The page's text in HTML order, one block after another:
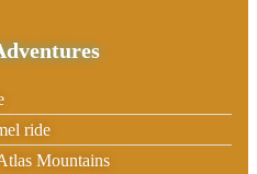
ride
Mountains